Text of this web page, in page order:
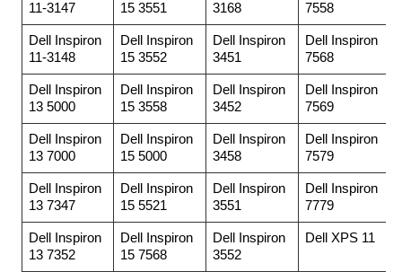
11-3147
15 3551
3168
7558
Dell Inspiron
11-3148
Dell Inspiron
15 3552
Dell Inspiron
3451
Dell Inspiron
7568
Dell Inspiron
13 5000
Dell Inspiron
15 3558
Dell Inspiron
3452
Dell Inspiron
7569
Dell Inspiron
13 7000
Dell Inspiron
15 5000
Dell Inspiron
3458
Dell Inspiron
7579
Dell Inspiron
13 7347
Dell Inspiron
15 5521
Dell Inspiron
3551
Dell Inspiron
7779
Dell Inspiron
13 7352
Dell Inspiron
15 7568
Dell Inspiron
3552
Dell XPS 11